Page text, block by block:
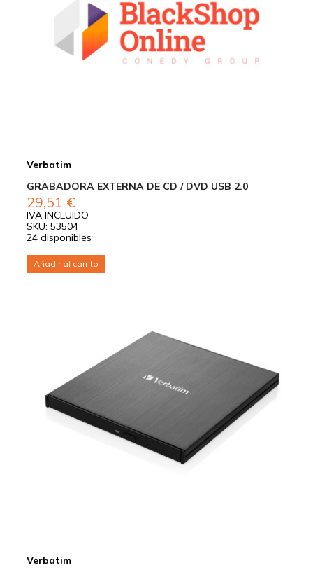
Verbatim
GRABADORA EXTERNA DE CD / DVD USB 2.0
29,51 €
IVA INCLUIDO
SKU: 53504
24 disponibles
Añadir al carrito
Verbatim